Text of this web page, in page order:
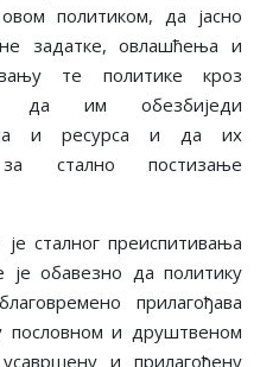
политиком, да јасно
задатке, овлашћења и
те политике кроз
да им обезбиједи
и ресурса и да их
стално постизање
сталног преиспитивања
је обавезно да политику
прилагођава
пословном и друштвеном
и прилагођену